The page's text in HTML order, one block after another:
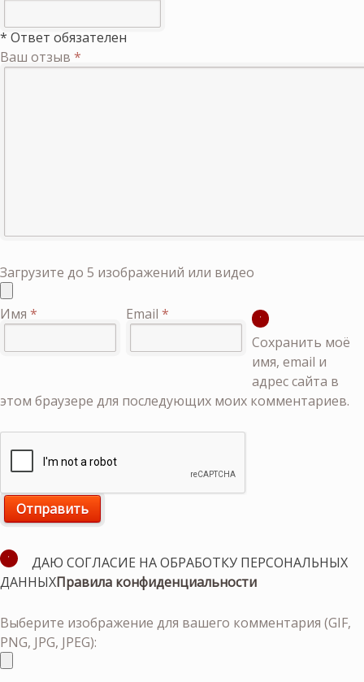
* Ответ обязателен
Ваш отзыв *
Загрузите до 5 изображений или видео
Имя * Email *
Сохранить моё
имя, email и
адрес сайта в
этом браузере для последующих моих комментариев.
ДАЮ СОГЛАСИЕ НА ОБРАБОТКУ ПЕРСОНАЛЬНЫХ
ДАННЫХПравила конфиденциальности
Выберите изображение для вашего комментария (GIF,
PNG, JPG, JPEG):